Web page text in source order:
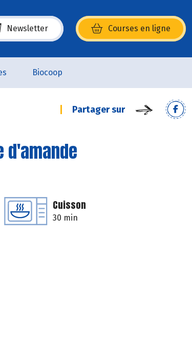
Newsletter Courses en ligne
dans une nouvelle fenêtre)
Biocoop
Partager sur
d'amande
Cuisson
30 min